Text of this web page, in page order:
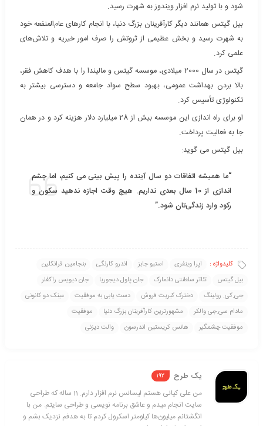
شود و با تولید نرم افزار ویندوز به شهرت رسید.
بیل گیتس همانند دیگر کارآفرینان بزرگ دنیا، با انجام کارهای عام‌المنفعه خود
به شهرت رسید و بخش عظیمی از ثروتش را صرف امور خیریه و تلاش‌های
علمی کرد.
گیتس در سال 2000 میلادی، موسسه گیتس و مالیندا را با هدف کاهش فقر،
بالا بردن بهداشت عمومی، بهبود سطح سواد جامعه و دسترسی بیشتر به
تکنولوژی تأسیس کرد.
او برای راه اندازی این موسسه بیش از 28 میلیارد دلار هزینه کرد و در همان
جا به فعالیت پرداخت.
بیل گیتس می گوید:
“ما همیشه اتفاقات دو سال آینده را پیش بینی می کنیم، اما چشم
اندازی از 10 سال بعدی نداریم. هیچ وقت اجازه ندهید سکون و
رکود وارد زندگی‌تان شود.”
کلیدواژه : اپرا وینفری استیو جابز اندرو کارنگی
بنجامین فرانکلین
بیل گیتس
تئاتر سلطنتی دانمارک جان پاول دیجوریا
جان دیویس راکفلر
جی.کی. رولینگ
دخترک کبریت فروش دست یابی به موفقیت
عینک دو کانونی
مادام سی.جی والکر
مشهورترین کارآفرینان بزرگ دنیا
موفقیت
موفقیت چشمگیر
هانس کریستین اندرسون والت دیزنی
یک طرح 192
من علی کیانی هستم لیسانس نرم افزار دارم. 11 ساله که طراحی
سایت انجام میدم و عاشق برنامه نویسی و طراحی سایتم. من با
انگشتانم میلیون‌ها کیلومتر اسکرول کردم تا به هدفم نزدیک بشم و